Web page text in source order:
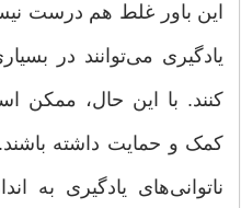
این باور غلط هم درست
یادگیری می‌توانند در
کنند. با این حال، ممکن
کمک و حمایت داشته
ناتوانی‌های یادگیری به